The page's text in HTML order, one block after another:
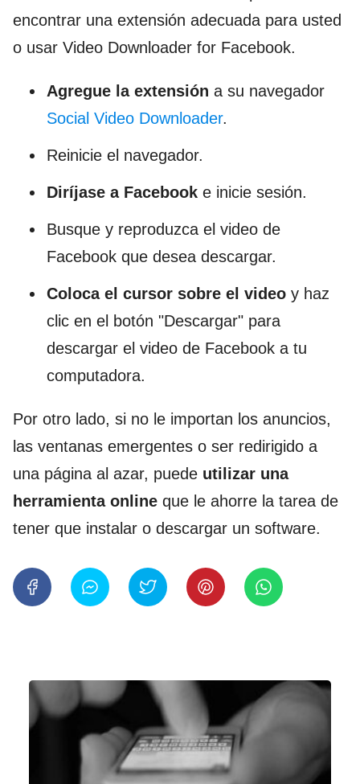
encontrar una extensión adecuada para usted
o usar Video Downloader for Facebook.
Agregue la extensión a su navegador
Social Video Downloader.
Reinicie el navegador.
Diríjase a Facebook e inicie sesión.
Busque y reproduzca el video de
Facebook que desea descargar.
Coloca el cursor sobre el video y haz
clic en el botón "Descargar" para
descargar el video de Facebook a tu
computadora.
Por otro lado, si no le importan los anuncios,
las ventanas emergentes o ser redirigido a
una página al azar, puede utilizar una
herramienta online que le ahorre la tarea de
tener que instalar o descargar un software.